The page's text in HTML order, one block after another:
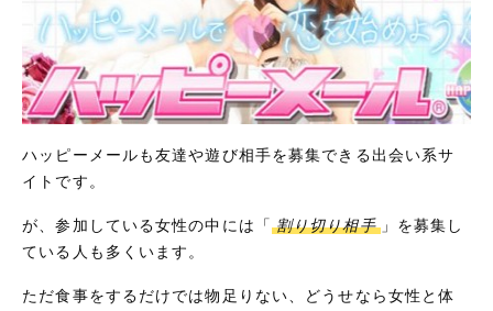
ハッピーメールも友達や遊び相手を募集できる出会い系サ
イトです。
が、参加している女性の中には「 割り切り相手 」を募集し
ている人も多くいます。
ただ食事をするだけでは物足りない、どうせなら女性と体